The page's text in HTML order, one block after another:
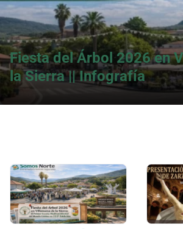
Fiesta del Árbol 2026 en
la Sierra || Infografía